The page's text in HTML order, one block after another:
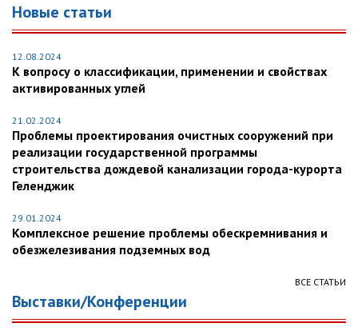
Новые статьи
12.08.2024
К вопросу о классификации, применении и свойствах
активированных углей
21.02.2024
Проблемы проектирования очистных сооружений при
реализации государственной программы
строительства дождевой канализации города-курорта
Геленджик
29.01.2024
Комплексное решение проблемы обескремнивания и
обезжелезивания подземных вод
ВСЕ СТАТЬИ
Выставки/Конференции